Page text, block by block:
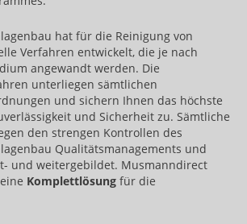
hat für die Reinigung von
Verfahren entwickelt, die je nach
angewandt werden. Die
unterliegen sämtlichen
und sichern Ihnen das höchste
und Sicherheit zu. Sämtliche
den strengen Kontrollen des
Qualitätsmanagements und
und weitergebildet. Musmanndirect
Komplettlösung für die